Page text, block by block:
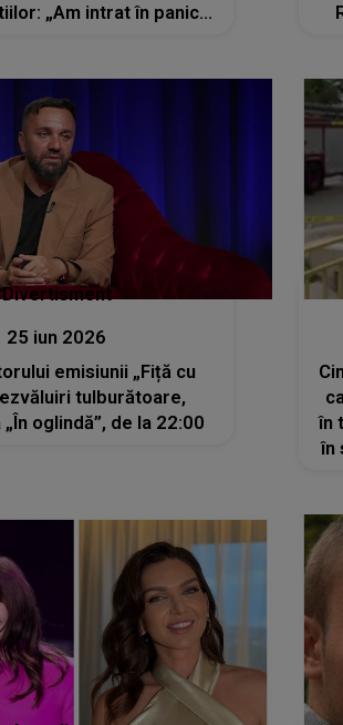
„Am intrat în panică.
Divertisment
25 iun 2026
emisiunii „Fiță cu
tulburătoare,
oglindă”, de la 22:00
în
în